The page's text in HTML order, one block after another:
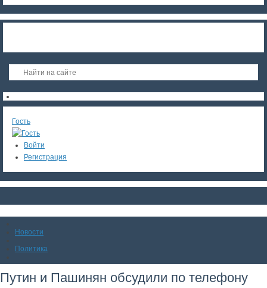
Гость
Войти
Регистрация
Новости
Политика
Путин и Пашинян обсудили по телефону